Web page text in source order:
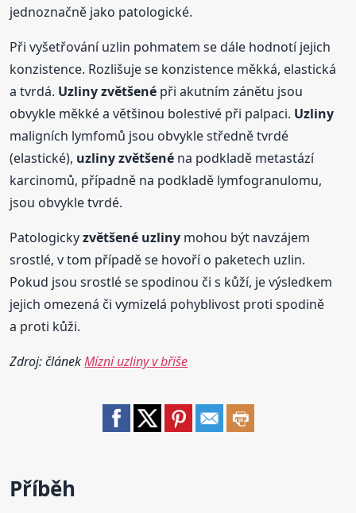
jednoznačně jako patologické.
Při vyšetřování uzlin pohmatem se dále hodnotí jejich
konzistence. Rozlišuje se konzistence měkká, elastická
a tvrdá. Uzliny zvětšené při akutním zánětu jsou
obvykle měkké a většinou bolestivé při palpaci. Uzliny
maligních lymfomů jsou obvykle středně tvrdé
(elastické), uzliny zvětšené na podkladě metastází
karcinomů, případně na podkladě lymfogranulomu,
jsou obvykle tvrdé.
Patologickyzvětšené uzliny mohou být navzájem
srostlé, v tom případě se hovoří o paketech uzlin.
Pokud jsou srostlé se spodinou či s kůží, je výsledkem
jejich omezená či vymizelá pohyblivost proti spodině
a proti kůži.
Zdroj: článekMízní uzliny v břiše
Příběh